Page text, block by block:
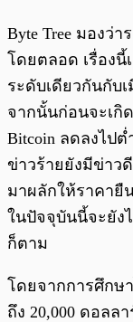
Byte Tree มองว่
โดยตลอด เรื่องนี้
ระดับเดียวกันกับ
จากนั้นก่อนจะเกิ
Bitcoin ลดลงไป
ข่าวร้ายยังมีข่าว
มาผลักให้ราคายื
ในปัจจุบันนี้จะยัง
ก็ตาม
โดยจากการศึกษ
ถึง 20,000 ดอลล